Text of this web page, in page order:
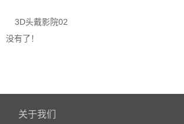
3D头戴影院02
没有了！
关于我们